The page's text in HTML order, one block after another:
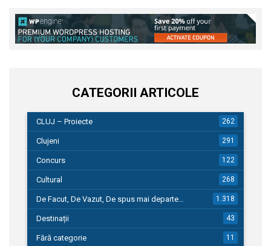
CATEGORII ARTICOLE
CLUJ – Proiecte 262
Clujeni 291
Concurs 122
Cultural 268
De Facut, De Vazut, De spus mai departe… 1.318
Destinații 43
Fără categorie 11